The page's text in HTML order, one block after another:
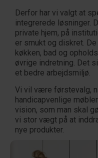
Derfor har vi valgt at
integrerede løsninger.
private hjem, på
er smukt og diskret.
køkken, bad og
øvrige indretning. Det
et bedre arbejdsmiljø.
Vi vil være førstevalg,
handicapvenlige
vision, som man skal
vi stor vægt på at
nye produkter.